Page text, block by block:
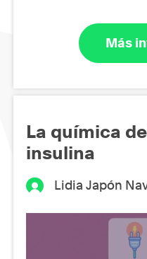
Más
La química
insulina
Lidia Japón